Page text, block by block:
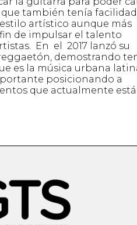
que también tenía facilidad
artístico aunque más
de impulsar el talento
En el 2017 lanzó su
demostrando
es la música urbana
posicionando a
que actualmente